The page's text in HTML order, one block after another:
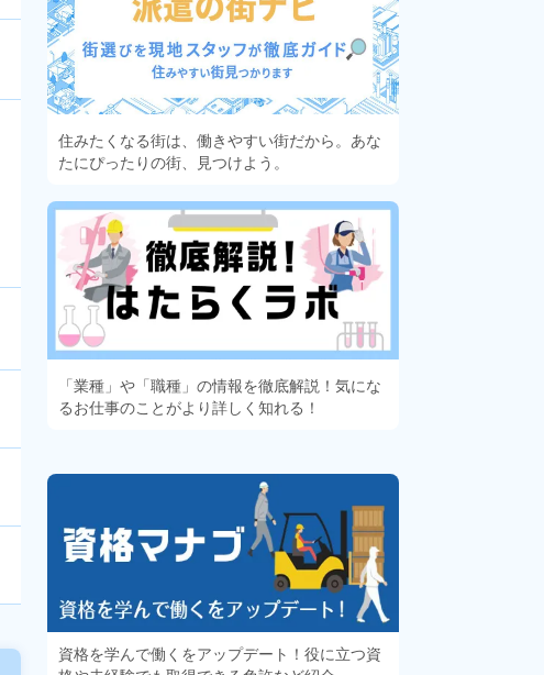
住みたくなる街は、働きやすい街だから。あな
たにぴったりの街、見つけよう。
「業種」や「職種」の情報を徹底解説！気にな
るお仕事のことがより詳しく知れる！
資格を学んで働くをアップデート！役に立つ資